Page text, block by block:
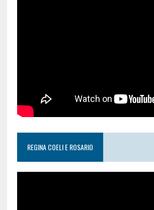
REGINA COELI E ROSARIO